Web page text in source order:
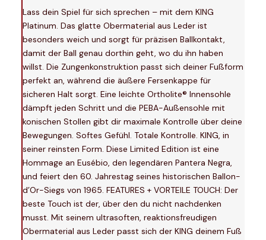
Lass dein Spiel für sich sprechen – mit dem KING
Platinum. Das glatte Obermaterial aus Leder ist
besonders weich und sorgt für präzisen Ballkontakt,
damit der Ball genau dorthin geht, wo du ihn haben
willst. Die Zungenkonstruktion passt sich deiner Fußform
perfekt an, während die äußere Fersenkappe für
sicheren Halt sorgt. Eine leichte Ortholite® Innensohle
dämpft jeden Schritt und die PEBA-Außensohle mit
konischen Stollen gibt dir maximale Kontrolle über deine
Bewegungen. Softes Gefühl. Totale Kontrolle. KING, in
seiner reinsten Form. Diese Limited Edition ist eine
Hommage an Eusébio, den legendären Pantera Negra,
und feiert den 60. Jahrestag seines historischen Ballon-
d’Or-Siegs von 1965. FEATURES + VORTEILE TOUCH: Der
beste Touch ist der, über den du nicht nachdenken
musst. Mit seinem ultrasoften, reaktionsfreudigen
Obermaterial aus Leder passt sich der KING deinem Fuß